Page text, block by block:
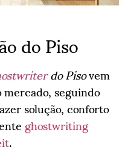
do Piso
do Pisovem
seguindo
solução, conforto
ghostwriting
.